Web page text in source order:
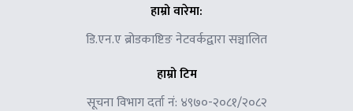
हाम्रो वारेमा:
डि.एन.ए ब्रोडकाष्टिङ नेटवर्कद्वारा सञ्चालित
हाम्रो टिम
सूचना विभाग दर्ता नं: ४९७०-२०८१/२०८२